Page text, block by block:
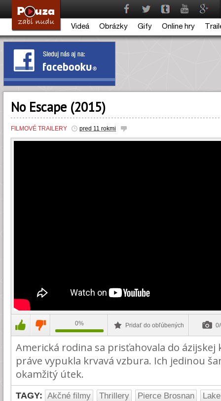
Videá Obrázky Gify Online hry
No Escape (2015)
FILMOVÉ TRAILERY pred 11 rokmi
0% Pridať do obľúbených
Americká rodina sa prisťahovala do ázijskej
práve vypukla krvavá vzbura. Ich jedinou
okamžitý útek.
TAGY: Akčné filmy Thrillery Pierce Brosnan